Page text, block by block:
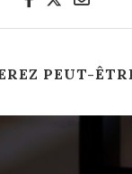
PEUT-